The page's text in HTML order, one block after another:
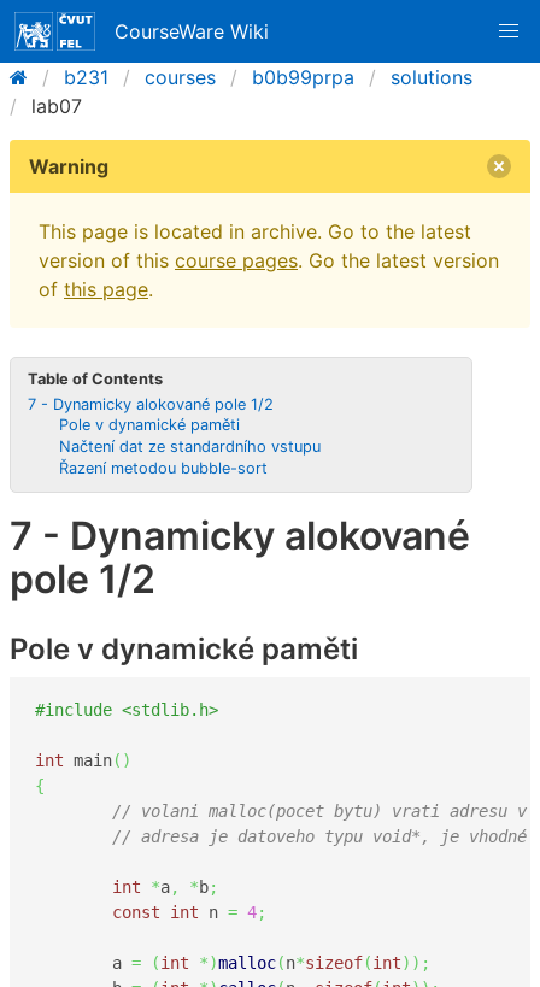
CourseWare Wiki
b231
courses b0b99prpa
solutions
lab07
Warning
This page is located in archive. Go to the latest
version of this course pages. Go the latest version
of this page.
Table of Contents
7 - Dynamicky alokované pole 1/2
Pole v dynamické paměti
Načtení dat ze standardního vstupu
Řazení metodou bubble-sort
7 - Dynamicky alokované
pole 1/2
Pole v dynamické paměti
#include <stdlib.h>
int main( )
{
// volani malloc(pocet bytu) vrati adresu v
// adresa je datoveho typu void*, je
int *a, *b;
const
int n = 4;
	a
= (int *)malloc(n*sizeof(int) ) ;